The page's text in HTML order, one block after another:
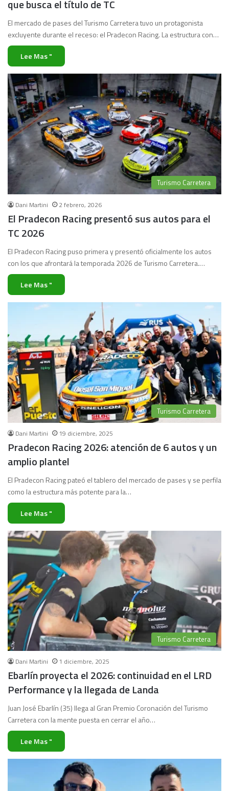
que busca el título de TC
El mercado de pases del Turismo Carretera tuvo un protagonista
excluyente durante el receso: el Pradecon Racing. La estructura con…
Lee Mas "
Turismo Carretera
Dani Martini 2 febrero, 2026
El Pradecon Racing presentó sus autos para el
TC 2026
El Pradecon Racing puso primera y presentó oficialmente los autos
con los que afrontará la temporada 2026 de Turismo Carretera.…
Lee Mas "
Turismo Carretera
Dani Martini 19 diciembre, 2025
Pradecon Racing 2026: atención de 6 autos y un
amplio plantel
El Pradecon Racing pateó el tablero del mercado de pases y se perfila
como la estructura más potente para la…
Lee Mas "
Turismo Carretera
Dani Martini 1 diciembre, 2025
Ebarlín proyecta el 2026: continuidad en el LRD
Performance y la llegada de Landa
Juan José Ebarlín (35) llega al Gran Premio Coronación del Turismo
Carretera con la mente puesta en cerrar el año…
Lee Mas "